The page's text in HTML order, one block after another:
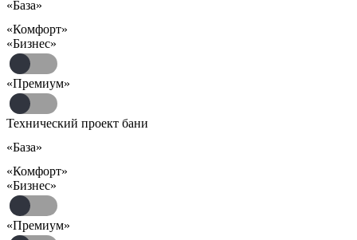
«База»
«Комфорт»
«Бизнес»
«Премиум»
Технический проект бани
«База»
«Комфорт»
«Бизнес»
«Премиум»